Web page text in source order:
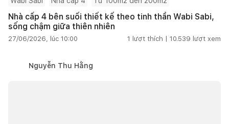
Nhà cấp 4 bên suối thiết kế theo tinh thần Wabi Sabi,
sống chậm giữa thiên nhiên
27/06/2026, lúc 10:00 1 lượt thích | 10.539 lượt xem
Nguyễn Thu Hằng